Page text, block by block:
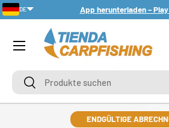
DIREKT ZUM INHALT
App herunterladen –
SuchenSuchen
ENDGÜLTIGE
DE